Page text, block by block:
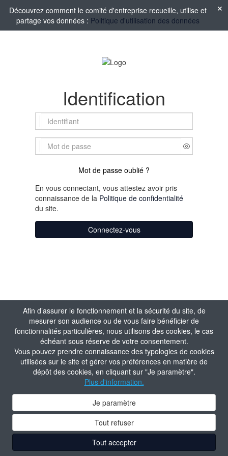
Afin d’assurer le fonctionnement et la sécurité du site, de
mesurer son audience ou de vous faire bénéficier de
fonctionnalités particulières, nous utilisons des cookies, le cas
échéant sous réserve de votre consentement.
Vous pouvez prendre connaissance des typologies de cookies
utilisées sur le site et gérer vos préférences en matière de
dépôt des cookies, en cliquant sur "Je paramètre".
Plus d'information.
Je paramètre
Tout refuser
Tout accepter
Découvrez comment le comité d'entreprise recueille, utilise et
partage vos données : Politique d'utilisation des données
Identification
Mot de passe oublié ?
En vous connectant, vous attestez avoir pris
connaissance de la Politique de confidentialité
du site.
Connectez-vous